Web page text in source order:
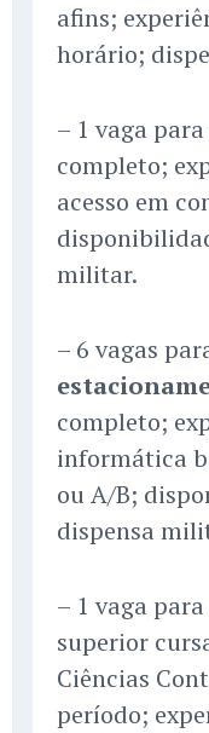
afins;
horário;
– 1 vaga para
completo;
acesso em
militar.
– 6 vagas
completo;
informática
ou A/B;
dispensa
– 1 vaga para
superior
Ciências
período;